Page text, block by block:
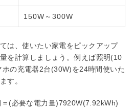
150W～300W
は、使いたい家電をピックアップ
を計算しましょう。例えば照明(10
の充電器2台(30W)を24時間使いた
す。
(必要な電力量)7920W(7.92kWh)